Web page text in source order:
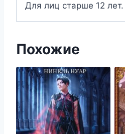
Для лиц старше 12 лет.
Похожие